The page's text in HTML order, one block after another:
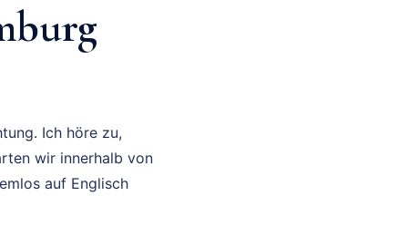
Ich höre zu,
wir innerhalb von
auf Englisch